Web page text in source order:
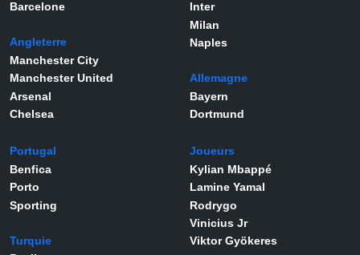
Barcelone
Angleterre
Manchester City
Manchester United
Arsenal
Chelsea
Inter
Milan
Naples
Allemagne
Bayern
Dortmund
Portugal
Benfica
Porto
Sporting
Turquie
Joueurs
Kylian Mbappé
Lamine Yamal
Rodrygo
Vinicius Jr
Viktor Gyökeres